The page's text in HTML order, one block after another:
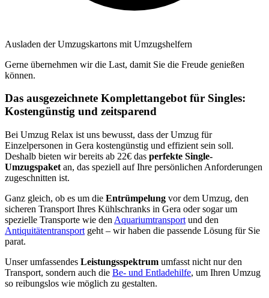
Ausladen der Umzugskartons mit Umzugshelfern
Gerne übernehmen wir die Last, damit Sie die Freude genießen
können.
Das ausgezeichnete Komplettangebot für Singles:
Kostengünstig und zeitsparend
Bei Umzug Relax ist uns bewusst, dass der Umzug für
Einzelpersonen in Gera kostengünstig und effizient sein soll.
Deshalb bieten wir bereits ab 22€ das perfekte Single-
Umzugspaket an, das speziell auf Ihre persönlichen Anforderungen
zugeschnitten ist.
Ganz gleich, ob es um die Entrümpelung vor dem Umzug, den
sicheren Transport Ihres Kühlschranks in Gera oder sogar um
spezielle Transporte wie den Aquariumtransport und den
Antiquitätentransport geht – wir haben die passende Lösung für Sie
parat.
Unser umfassendes Leistungsspektrum umfasst nicht nur den
Transport, sondern auch die Be- und Entladehilfe, um Ihren Umzug
so reibungslos wie möglich zu gestalten.